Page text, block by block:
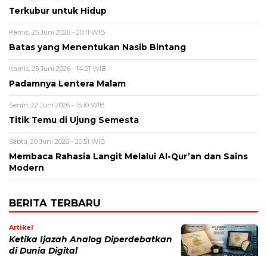
Terkubur untuk Hidup
Kamis, 25 Juni 2026 - 20:11 WIB
Batas yang Menentukan Nasib Bintang
Kamis, 25 Juni 2026 - 14:21 WIB
Padamnya Lentera Malam
Senin, 22 Juni 2026 - 15:10 WIB
Titik Temu di Ujung Semesta
Sabtu, 20 Juni 2026 - 20:51 WIB
Membaca Rahasia Langit Melalui Al-Qur’an dan Sains
Modern
BERITA TERBARU
Artikel
Ketika Ijazah Analog Diperdebatkan
di Dunia Digital